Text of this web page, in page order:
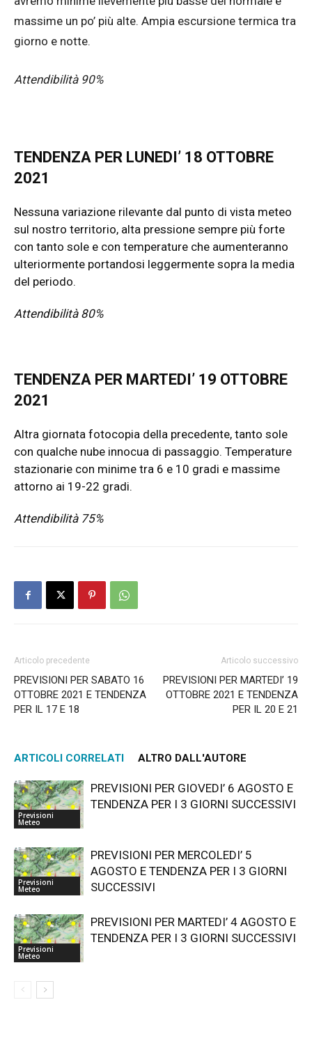
massime un po’ più alte. Ampia escursione termica tra
giorno e notte.
Attendibilità 90%
TENDENZA PER LUNEDI’ 18 OTTOBRE
2021
Nessuna variazione rilevante dal punto di vista meteo
sul nostro territorio, alta pressione sempre più forte
con tanto sole e con temperature che aumenteranno
ulteriormente portandosi leggermente sopra la media
del periodo.
Attendibilità 80%
TENDENZA PER MARTEDI’ 19 OTTOBRE
2021
Altra giornata fotocopia della precedente, tanto sole
con qualche nube innocua di passaggio. Temperature
stazionarie con minime tra 6 e 10 gradi e massime
attorno ai 19-22 gradi.
Attendibilità 75%
Articolo precedente
PREVISIONI PER SABATO 16
OTTOBRE 2021 E TENDENZA
PER IL 17 E 18
Articolo successivo
PREVISIONI PER MARTEDI’ 19
OTTOBRE 2021 E TENDENZA
PER IL 20 E 21
ARTICOLI CORRELATI ALTRO DALL'AUTORE
Previsioni
Meteo
PREVISIONI PER GIOVEDI’ 6 AGOSTO E
TENDENZA PER I 3 GIORNI SUCCESSIVI
Previsioni
Meteo
PREVISIONI PER MERCOLEDI’ 5
AGOSTO E TENDENZA PER I 3 GIORNI
SUCCESSIVI
Previsioni
Meteo
PREVISIONI PER MARTEDI’ 4 AGOSTO E
TENDENZA PER I 3 GIORNI SUCCESSIVI